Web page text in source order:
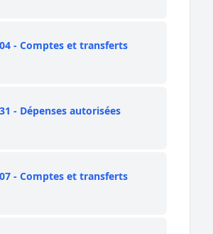
- Comptes et transferts
- Dépenses autorisées
- Comptes et transferts